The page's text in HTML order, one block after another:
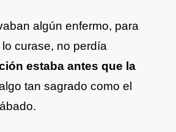
algún enfermo, para
curase, no perdía
estaba antes que la
tan sagrado como el